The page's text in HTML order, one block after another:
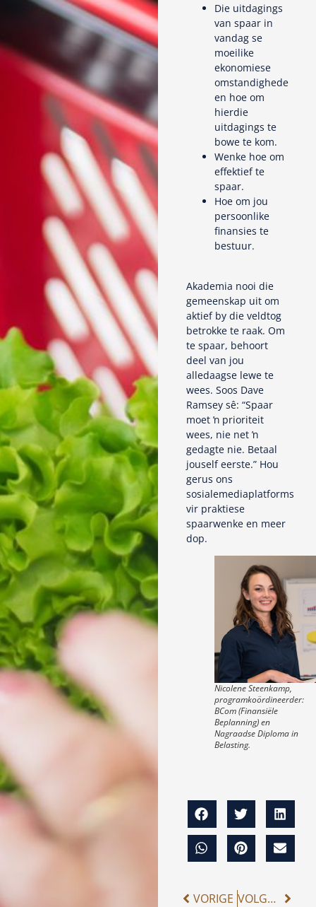
Die uitdagings
van spaar in
vandag se
moeilike
ekonomiese
omstandighede
en hoe om
hierdie
uitdagings te
bowe te kom.
Wenke hoe om
effektief te
spaar.
Hoe om jou
persoonlike
finansies te
bestuur.
Akademia nooi die
gemeenskap uit om
aktief by die veldtog
betrokke te raak. Om
te spaar, behoort
deel van jou
alledaagse lewe te
wees. Soos Dave
Ramsey sê: “Spaar
moet ŉ prioriteit
wees, nie net ŉ
gedagte nie. Betaal
jouself eerste.” Hou
gerus ons
sosialemediaplatforms
vir praktiese
spaarwenke en meer
dop.
Nicolene Steenkamp,
programkoördineerder:
BCom (Finansiële
Beplanning) en
Nagraadse Diploma in
Belasting.
VORIGE VOLGENDE